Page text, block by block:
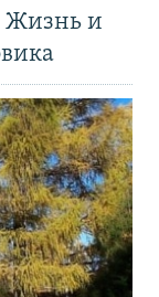
Жизнь и